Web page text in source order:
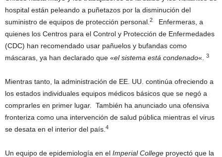
hospital están peleando a puñetazos por la disminución del
suministro de equipos de protección personal. 2
Enfermeras, a
quienes los Centros para el Control y Protección de Enfermedades
(CDC) han recomendado usar pañuelos y bufandas como
máscaras, ya han declarado que «el sistema está condenado«. 3
Mientras tanto, la administración de EE. UU. continúa ofreciendo a
los estados individuales equipos médicos básicos que se negó a
comprarles en primer lugar. También ha anunciado una ofensiva
fronteriza como una intervención de salud pública mientras el virus
se desata en el interior del país. 4
Un equipo de epidemiología en el Imperial College proyectó que la